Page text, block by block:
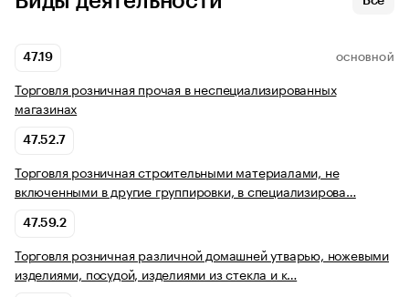
47.19 ОСНОВНОЙ
Торговля розничная прочая в неспециализированных
магазинах
47.52.7
Торговля розничная строительными материалами, не
включенными в другие группировки, в специализирова…
47.59.2
Торговля розничная различной домашней утварью, ножевыми
изделиями, посудой, изделиями из стекла и к…